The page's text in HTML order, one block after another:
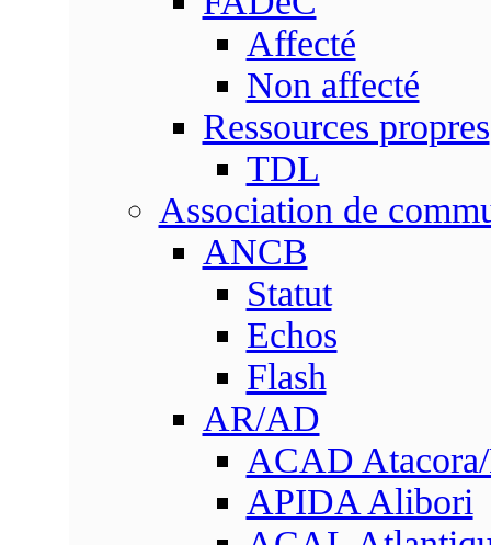
Affecté
Non affecté
Ressources propres
TDL
Association de
ANCB
Statut
Echos
Flash
AR/AD
ACAD
APIDA Alibori